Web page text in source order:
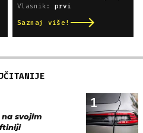
Vlasnik: prvi
Saznaj više!
1
svojim